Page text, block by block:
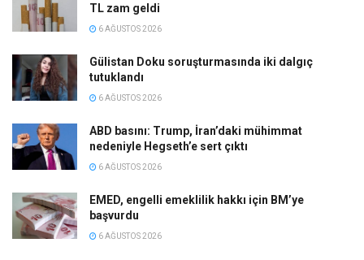
TL zam geldi
6 AĞUSTOS 2026
Gülistan Doku soruşturmasında iki dalgıç
tutuklandı
6 AĞUSTOS 2026
ABD basını: Trump, İran’daki mühimmat
nedeniyle Hegseth’e sert çıktı
6 AĞUSTOS 2026
EMED, engelli emeklilik hakkı için BM’ye
başvurdu
6 AĞUSTOS 2026